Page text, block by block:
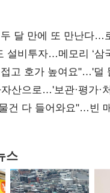
달 만에 또 만난다…
설비투자…메모리 ‘삼
고 호가 높여요"…'덜
산으로…'보관·평가·
건 다 들어와요"…빈
스